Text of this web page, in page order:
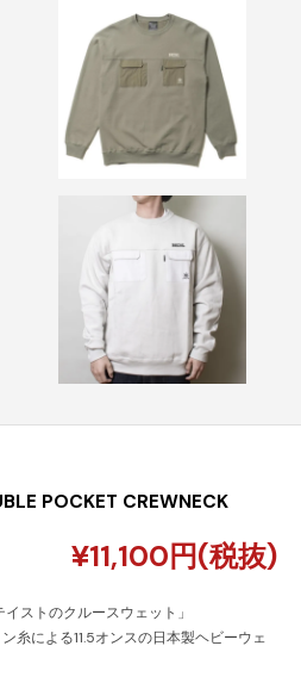
POCKET CREWNECK
¥11,100円(税抜)
ストのクルースウェット」
糸による11.5オンスの日本製ヘビーウェ